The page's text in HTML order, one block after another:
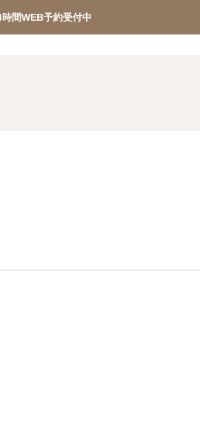
間WEB予約受付中
へ｜遠方からでも専門医に相談できるオン